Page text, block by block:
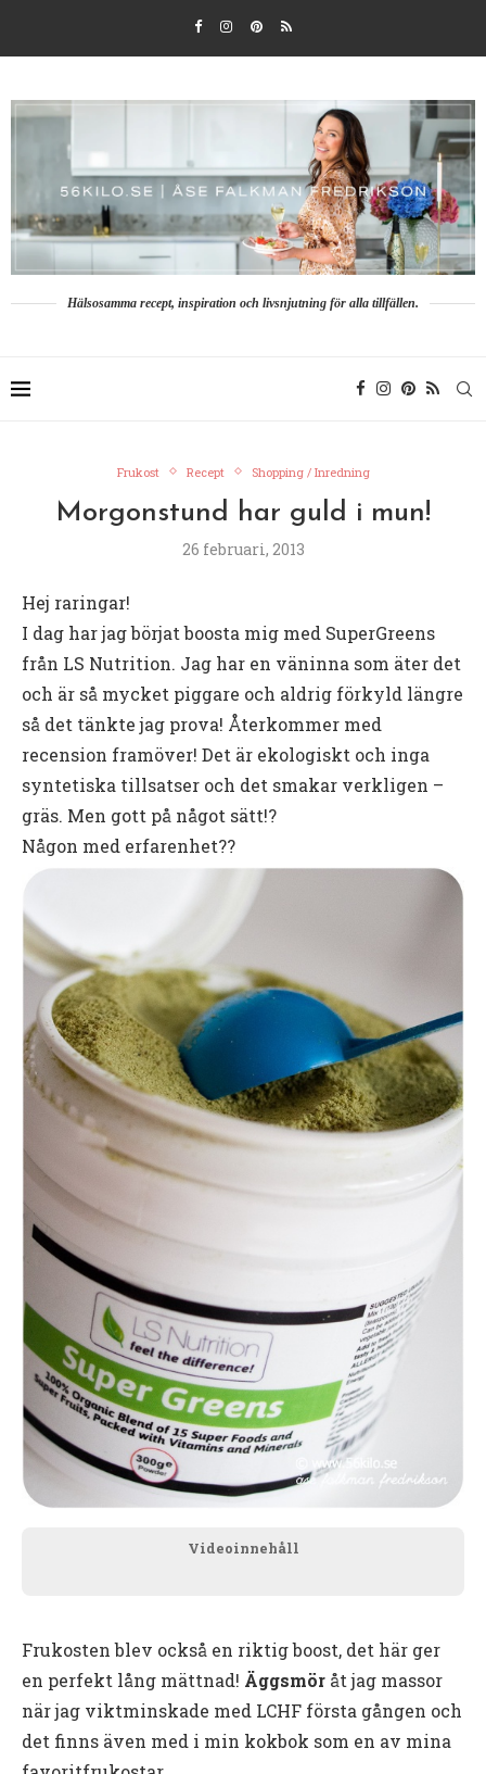
Hälsosamma recept, inspiration och livsnjutning för alla tillfällen.
Frukost Recept Shopping / Inredning
Morgonstund har guld i mun!
26 februari, 2013
Hej raringar!
I dag har jag börjat boosta mig med SuperGreens
från LS Nutrition. Jag har en väninna som äter det
och är så mycket piggare och aldrig förkyld längre
så det tänkte jag prova! Återkommer med
recension framöver! Det är ekologiskt och inga
syntetiska tillsatser och det smakar verkligen –
gräs. Men gott på något sätt!?
Någon med erfarenhet??
Videoinnehåll
Frukosten blev också en riktig boost, det här ger
en perfekt lång mättnad! Äggsmör åt jag massor
när jag viktminskade med LCHF första gången och
det finns även med i min kokbok som en av mina